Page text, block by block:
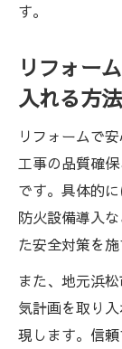
す。
リフォー
入れる方法
リフォームで
工事の品質確
です。具体的
防火設備導入
た安全対策を施
また、地元浜
気計画を取り
現します。信